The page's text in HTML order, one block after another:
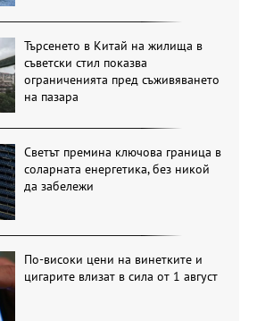
Търсенето в Китай на жилища в
съветски стил показва
ограниченията пред съживяването
на пазара
Светът премина ключова граница в
соларната енергетика, без никой
да забележи
По-високи цени на винетките и
цигарите влизат в сила от 1 август